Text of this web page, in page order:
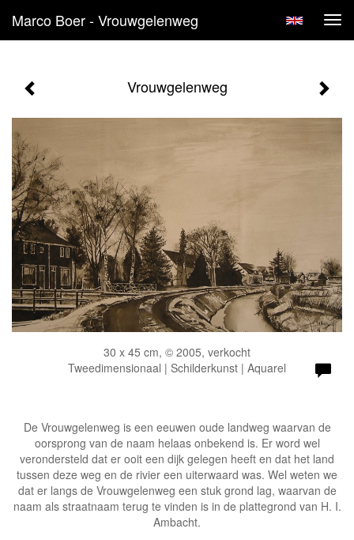
Marco Boer - Vrouwgelenweg
Vrouwgelenweg
30 x 45 cm, © 2005, verkocht
Tweedimensionaal | Schilderkunst | Aquarel
De Vrouwgelenweg is een eeuwen oude landweg waarvan de
oorsprong van de naam helaas onbekend is. Er word wel
verondersteld dat er ooit een dijk gelegen heeft en dat het land
tussen deze weg en de rivier een uiterwaard was. Wel weten we
dat er langs de Vrouwgelenweg een stuk grond lag, waarvan de
naam als straatnaam terug te vinden is in de plattegrond van H. I.
Ambacht.